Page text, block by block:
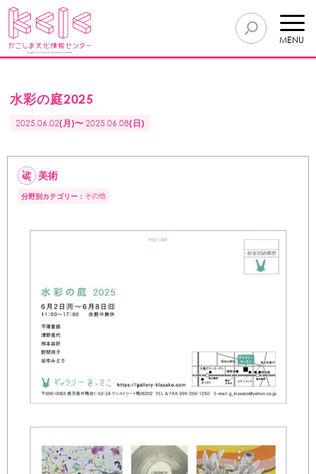
MENU
水彩の庭2025
2025.06.02(月)〜2025.06.08(日)
美術
分野別カテゴリー： その他